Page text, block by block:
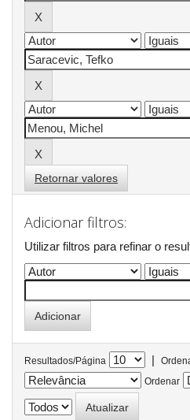
Retornar valores
Adicionar filtros:
Utilizar filtros para refinar o
Resultados/Página |
Ordenar